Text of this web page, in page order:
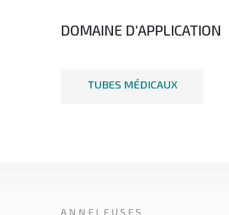
DOMAINE D'APPLICATION
TUBES MÉDICAUX
ANNELEUSES